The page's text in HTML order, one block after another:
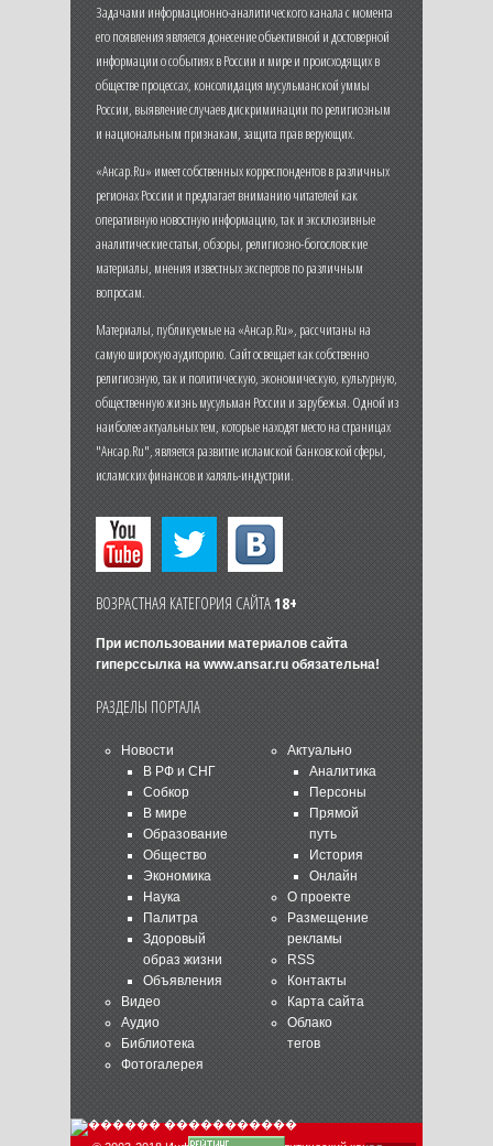
Задачами информационно-аналитического канала с момента
его появления является донесение объективной и достоверной
информации о событиях в России и мире и происходящих в
обществе процессах, консолидация мусульманской уммы
России, выявление случаев дискриминации по религиозным
и национальным признакам, защита прав верующих.
«Ансар.Ru» имеет собственных корреспондентов в различных
регионах России и предлагает вниманию читателей как
оперативную новостную информацию, так и эксклюзивные
аналитические статьи, обзоры, религиозно-богословские
материалы, мнения известных экспертов по различным
вопросам.
Материалы, публикуемые на «Ансар.Ru», рассчитаны на
самую широкую аудиторию. Сайт освещает как собственно
религиозную, так и политическую, экономическую, культурную,
общественную жизнь мусульман России и зарубежья. Одной из
наиболее актуальных тем, которые находят место на страницах
"Ансар.Ru", является развитие исламской банковской сферы,
исламских финансов и халяль-индустрии.
ВОЗРАСТНАЯ КАТЕГОРИЯ САЙТА18+
При использовании материалов сайта
гиперссылка на www.ansar.ruобязательна!
РАЗДЕЛЫ ПОРТАЛА
Новости
В РФ и СНГ
Собкор
В мире
Образование
Общество
Экономика
Наука
Палитра
Здоровый
образ жизни
Объявления
Видео
Аудио
Библиотека
Фотогалерея
Актуально
Аналитика
Персоны
Прямой
путь
История
Онлайн
О проекте
Размещение
рекламы
RSS
Контакты
Карта сайта
Облако
тегов